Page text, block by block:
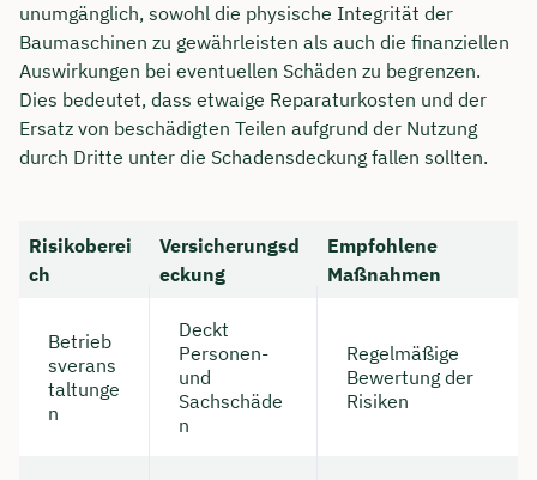
unumgänglich, sowohl die physische Integrität der
Baumaschinen zu gewährleisten als auch die finanziellen
Auswirkungen bei eventuellen Schäden zu begrenzen.
Dies bedeutet, dass etwaige Reparaturkosten und der
Ersatz von beschädigten Teilen aufgrund der Nutzung
durch Dritte unter die Schadensdeckung fallen sollten.
Risikoberei
ch
Versicherungsd
eckung
Empfohlene
Maßnahmen
Betrieb
sverans
taltunge
n
Deckt
Personen-
und
Sachschäde
n
Regelmäßige
Bewertung der
Risiken